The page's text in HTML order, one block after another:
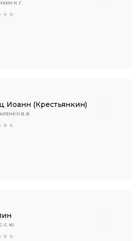
Н. Г.
Иоанн (Крестьянкин)
В. В.
С. Ю.